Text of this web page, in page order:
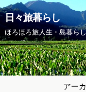
日々旅暮らし
ほろほろ旅人生・島暮らし
アー